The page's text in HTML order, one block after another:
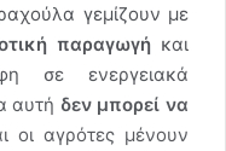
γεμίζουν με
παραγωγή και
σε ενεργειακά
αυτή δεν μπορεί να
οι αγρότες μένουν